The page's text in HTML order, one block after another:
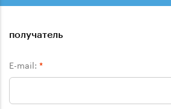
получатель
E-mail: *